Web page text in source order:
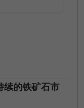
续的铁矿石市